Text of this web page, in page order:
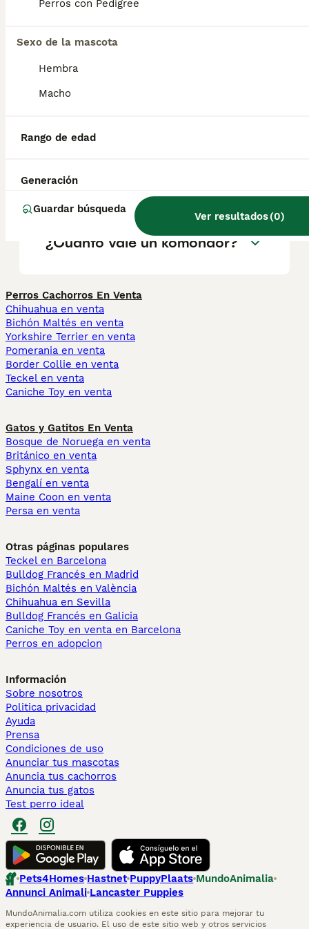
Perros con Pedigree
Sexo de la mascota
Hembra
Macho
Rango de edad
Generación
Guardar búsqueda
Ver resultados(0)
Informarse bien y comparar opciones antes
decisión.
¿Los komondors son buenas
mascotas?
¿Cuánto vale un komondor?
Perros Cachorros En Venta
Chihuahua en venta
Bichón Maltés en venta
Yorkshire Terrier en venta
Pomerania en venta
Border Collie en venta
Teckel en venta
Caniche Toy en venta
Gatos y Gatitos En Venta
Bosque de Noruega en venta
Británico en venta
Sphynx en venta
Bengalí en venta
Maine Coon en venta
Persa en venta
Otras páginas populares
Teckel en Barcelona
Bulldog Francés en Madrid
Bichón Maltés en València
Chihuahua en Sevilla
Bulldog Francés en Galicia
Caniche Toy en venta en Barcelona
Perros en adopcion
Información
Sobre nosotros
Politica privacidad
Ayuda
Prensa
Condiciones de uso
Anunciar tus mascotas
Anuncia tus cachorros
Anuncia tus gatos
Test perro ideal
Pets4Homes Hastnet PuppyPlaats MundoAnimalia
Annunci Animali Lancaster Puppies
MundoAnimalia.com utiliza cookies en este sitio para mejorar tu
experiencia de usuario. El uso de este sitio web y otros servicios